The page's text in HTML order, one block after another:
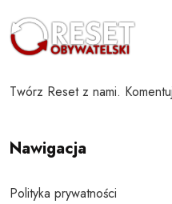
Twórz Reset z nami.
Nawigacja
Polityka prywatności